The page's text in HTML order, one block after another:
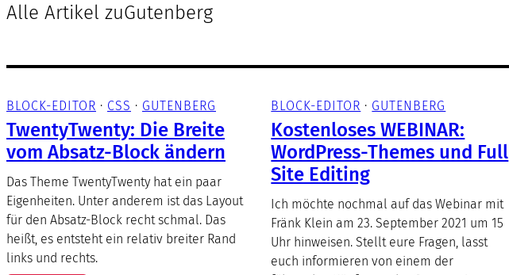
Alle Artikel zuGutenberg
BLOCK-EDITOR · CSS · GUTENBERG
TwentyTwenty: Die Breite
vom Absatz-Block ändern
Das Theme TwentyTwenty hat ein paar
Eigenheiten. Unter anderem ist das Layout
für den Absatz-Block recht schmal. Das
heißt, es entsteht ein relativ breiter Rand
links und rechts.
BLOCK-EDITOR · GUTENBERG
Kostenloses WEBINAR:
WordPress-Themes und Full
Site Editing
Ich möchte nochmal auf das Webinar mit
Fränk Klein am 23. September 2021 um 15
Uhr hinweisen. Stellt eure Fragen, lasst
euch informieren von einem der